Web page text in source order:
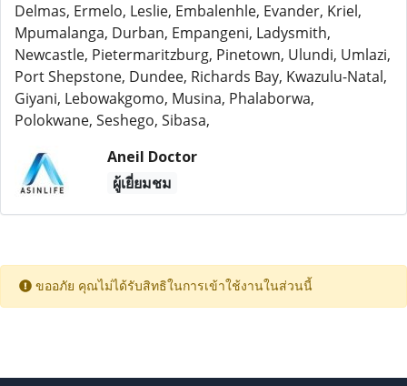
Delmas, Ermelo, Leslie, Embalenhle, Evander, Kriel,
Mpumalanga, Durban, Empangeni, Ladysmith,
Newcastle, Pietermaritzburg, Pinetown, Ulundi, Umlazi,
Port Shepstone, Dundee, Richards Bay, Kwazulu-Natal,
Giyani, Lebowakgomo, Musina, Phalaborwa,
Polokwane, Seshego, Sibasa,
Aneil Doctor
ผู้เยี่ยมชม
ขออภัย คุณไม่ได้รับสิทธิในการเข้าใช้งานในส่วนนี้